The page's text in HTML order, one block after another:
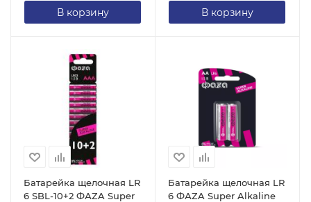
В корзину В корзину
Батарейка щелочная LR
6 SBL-10+2 ФАZA Super
Батарейка щелочная LR
6 ФАZA Super Alkaline